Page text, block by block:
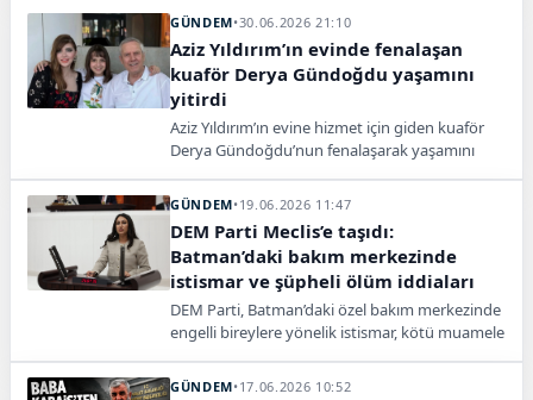
olarak değerlendirildi.
GÜNDEM•30.06.2026 21:10
Aziz Yıldırım’ın evinde fenalaşan
kuaför Derya Gündoğdu yaşamını
yitirdi
Aziz Yıldırım’ın evine hizmet için giden kuaför
Derya Gündoğdu’nun fenalaşarak yaşamını
belirlenecek.
GÜNDEM•19.06.2026 11:47
DEM Parti Meclis’e taşıdı:
Batman’daki bakım merkezinde
istismar ve şüpheli ölüm iddiaları
DEM Parti, Batman’daki özel bakım merkezinde
engelli bireylere yönelik istismar, kötü muamele
taşıdı.
GÜNDEM•17.06.2026 10:52